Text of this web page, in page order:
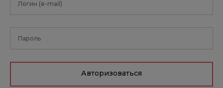
Авторизоваться